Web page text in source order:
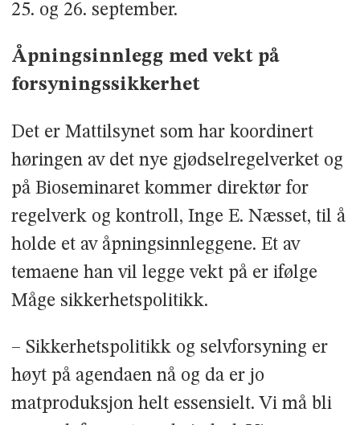
25. og 26. september.
Åpningsinnlegg med vekt på
forsyningssikkerhet
Det er Mattilsynet som har koordinert
høringen av det nye gjødselregelverket og
på Bioseminaret kommer direktør for
regelverk og kontroll, Inge E. Næsset, til å
holde et av åpningsinnleggene. Et av
temaene han vil legge vekt på er ifølge
Måge sikkerhetspolitikk.
– Sikkerhetspolitikk og selvforsyning er
høyt på agendaen nå og da er jo
matproduksjon helt essensielt. Vi må bli